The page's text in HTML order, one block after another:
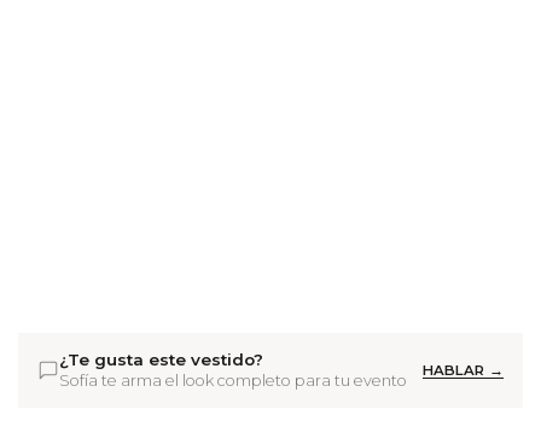
¿Te gusta este vestido?
Sofía te arma el look completo para tu evento
HABLAR →